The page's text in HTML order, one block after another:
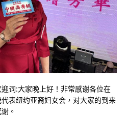
词:大家晚上好！非常感谢各位在
表纽约亚裔妇女会，对大家的到来
。